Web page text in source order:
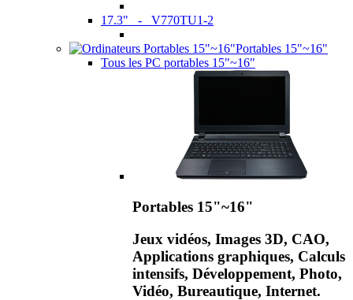
17.3" - V770TU1-2
Portables 15"~16"
Tous les PC portables 15"~16"
Portables 15"~16"
Jeux vidéos, Images 3D, CAO,
Applications graphiques, Calculs
intensifs, Développement, Photo,
Vidéo, Bureautique, Internet.